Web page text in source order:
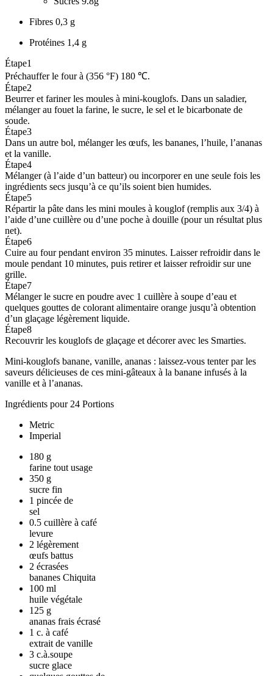
Fibres 0,3 g
Protéines 1,4 g
Étape1
Préchauffer le four à (356 °F) 180 ℃.
Étape2
Beurrer et fariner les moules à mini-kouglofs. Dans un saladier,
mélanger au fouet la farine, le sucre, le sel et le bicarbonate de
soude.
Étape3
Dans un autre bol, mélanger les œufs, les bananes, l’huile, l’ananas
et la vanille.
Étape4
Mélanger (à l’aide d’un batteur) ou incorporer en une seule fois les
ingrédients secs jusqu’à ce qu’ils soient bien humides.
Étape5
Répartir la pâte dans les mini moules à kouglof (remplis aux 3/4) à
l’aide d’une cuillère ou d’une poche à douille (pour un résultat plus
net).
Étape6
Cuire au four pendant environ 35 minutes. Laisser refroidir dans le
moule pendant 10 minutes, puis retirer et laisser refroidir sur une
grille.
Étape7
Mélanger le sucre en poudre avec 1 cuillère à soupe d’eau et
quelques gouttes de colorant alimentaire orange jusqu’à obtention
d’un glaçage légèrement liquide.
Étape8
Recouvrir les kouglofs de glaçage et décorer avec les Smarties.
Mini-kouglofs banane, vanille, ananas : laissez-vous tenter par les
saveurs délicieuses de ces mini-gâteaux à la banane infusés à la
vanille et à l’ananas.
Ingrédients pour 24 Portions
Metric
Imperial
180 g
farine tout usage
350 g
sucre fin
1 pincée de
sel
0.5 cuillère à café
levure
2 légèrement
œufs battus
2 écrasées
bananes Chiquita
100 ml
huile végétale
125 g
ananas frais écrasé
1 c. à café
extrait de vanille
3 c.à.soupe
sucre glace